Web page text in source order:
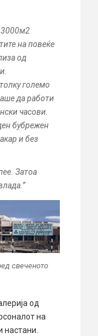
3000м2
на повеќе
од
големо
да работи
часови.
бубрежен
и без
Затоа
свеченото
од
на
настани.